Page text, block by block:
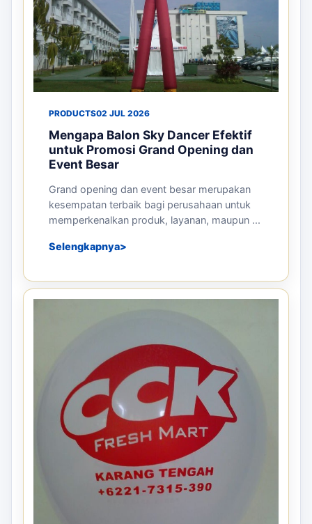
PRODUCTS02 JUL 2026
Mengapa Balon Sky Dancer Efektif
untuk Promosi Grand Opening dan
Event Besar
Grand opening dan event besar merupakan
kesempatan terbaik bagi perusahaan untuk
memperkenalkan produk, layanan, maupun ...
Selengkapnya